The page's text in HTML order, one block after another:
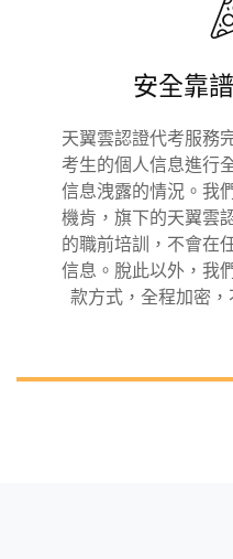
安全靠
天翼雲認證代考服務
考生的個人信息進行
信息洩露的情況。我
機肯，旗下的天翼雲
的職前培訓，不會在
信息。脫此以外，我
款方式，全程加密，